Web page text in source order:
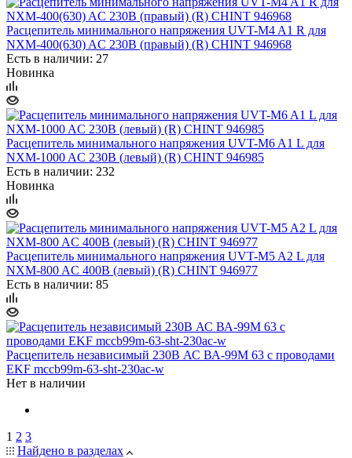
Расцепитель минимального напряжения UVT-M4 A1 R для
NXM-400(630) AC 230В (правый) (R) CHINT 946968
Есть в наличии: 27
Новинка
Расцепитель минимального напряжения UVT-M6 A1 L для
NXM-1000 AC 230В (левый) (R) CHINT 946985
Есть в наличии: 232
Новинка
Расцепитель минимального напряжения UVT-M5 A2 L для
NXM-800 AC 400В (левый) (R) CHINT 946977
Есть в наличии: 85
Расцепитель независимый 230В АС ВА-99М 63 с проводами
EKF mccb99m-63-sht-230ac-w
Нет в наличии
1 2 3
Найдено в разделах